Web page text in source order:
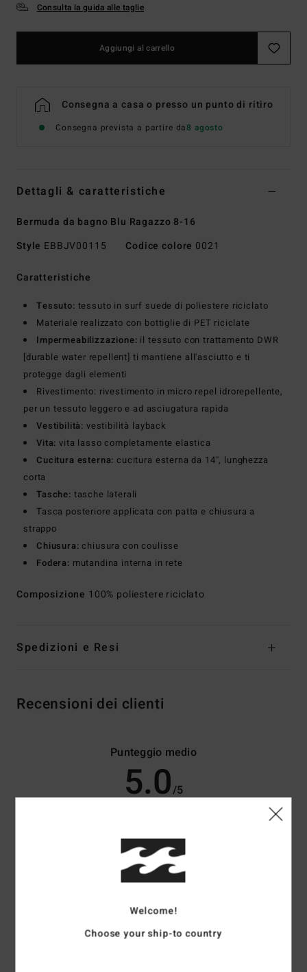
Consulta la guida alle taglie
Aggiungi al carrello
Consegna a casa o presso un punto di ritiro
Consegna prevista a partire da8 agosto
Dettagli & caratteristiche
Bermuda da bagno Blu Ragazzo 8-16
Style EBBJV00115 Codice colore 0021
Caratteristiche
Tessuto: tessuto in surf suede di poliestere riciclato
Materiale realizzato con bottiglie di PET riciclate
Impermeabilizzazione: il tessuto con trattamento DWR
[durable water repellent] ti mantiene all'asciutto e ti
protegge dagli elementi
Rivestimento: rivestimento in micro repel idrorepellente,
per un tessuto leggero e ad asciugatura rapida
Vestibilità: vestibilità layback
Vita: vita lasso completamente elastica
Cucitura esterna: cucitura esterna da 14", lunghezza
corta
Tasche: tasche laterali
Tasca posteriore applicata con patta e chiusura a
strappo
Chiusura: chiusura con coulisse
Fodera: mutandina interna in rete
Composizione 100% poliestere riciclato
Spedizioni e Resi
Recensioni dei clienti
Punteggio medio
5.0/5
Il 75% dei nostri clienti consiglia questo prodotto
Rapporto qualità-prezzo
Taglia
Materiale
Welcome!
Choose your ship-to country